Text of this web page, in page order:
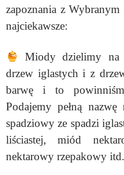
zapoznania z
najciekawsze:
Miody dzielimy na
drzew iglastych i z
barwę i to
Podajemy pełną nazwę
spadziowy ze spadzi
liściastej, miód
nektarowy rzepakowy itd.